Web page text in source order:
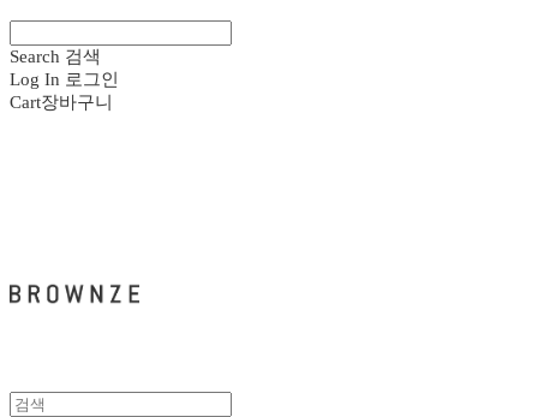
Search 검색
Log In 로그인
Cart장바구니